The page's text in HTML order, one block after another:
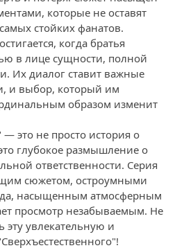
которые не оставят
стойких фанатов.
когда братья
в лице сущности, полной
Их диалог ставит важные
и выбор, который им
образом изменит
— это не просто история о
глубокое размышление о
ответственности. Серия
сюжетом, остроумными
насыщенным атмосферным
просмотр незабываемым. Не
эту увлекательную и